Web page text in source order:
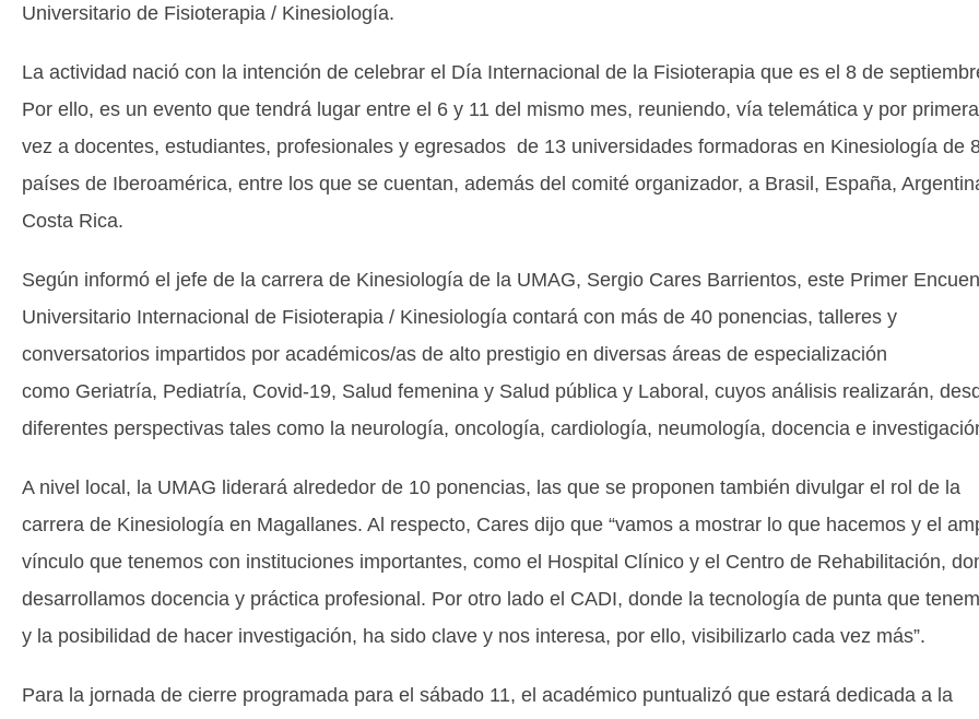
Universitario de Fisioterapia / Kinesiología.
La actividad nació con la intención de celebrar el Día Internacional de la Fisioterapia que es el 8 de
Por ello, es un evento que tendrá lugar entre el 6 y 11 del mismo mes, reuniendo, vía telemática y por primera
vez a docentes, estudiantes, profesionales y egresados de 13 universidades formadoras en Kinesiología de
países de Iberoamérica, entre los que se cuentan, además del comité organizador, a Brasil, España,
Costa Rica.
Según informó el jefe de la carrera de Kinesiología de la UMAG, Sergio Cares Barrientos, este Primer
Universitario Internacional de Fisioterapia / Kinesiología contará con más de 40 ponencias, talleres y
conversatorios impartidos por académicos/as de alto prestigio en diversas áreas de especialización
como Geriatría, Pediatría, Covid-19, Salud femenina y Salud pública y Laboral, cuyos análisis realizarán,
diferentes perspectivas tales como la neurología, oncología, cardiología, neumología, docencia e
A nivel local, la UMAG liderará alrededor de 10 ponencias, las que se proponen también divulgar el rol de la
carrera de Kinesiología en Magallanes. Al respecto, Cares dijo que “vamos a mostrar lo que hacemos y el
vínculo que tenemos con instituciones importantes, como el Hospital Clínico y el Centro de Rehabilitación,
desarrollamos docencia y práctica profesional. Por otro lado el CADI, donde la tecnología de punta que
y la posibilidad de hacer investigación, ha sido clave y nos interesa, por ello, visibilizarlo cada vez más”.
Para la jornada de cierre programada para el sábado 11, el académico puntualizó que estará dedicada a la